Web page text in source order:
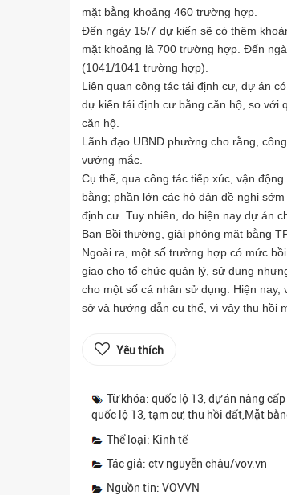
mặt bằng khoảng 460 trường hợp.
Đến ngày 15/7 dự kiến sẽ có thêm
mặt khoảng là 700 trường hợp. Đến
(1041/1041 trường hợp).
Liên quan công tác tái định cư, dự án
dự kiến tái định cư bằng căn hộ, so với
căn hộ.
Lãnh đạo UBND phường cho rằng,
vướng mắc.
Cụ thể, qua công tác tiếp xúc, vận
bằng; phần lớn các hộ dân đề nghị
định cư. Tuy nhiên, do hiện nay dự án
Ban Bồi thường, giải phóng mặt bằng
Ngoài ra, một số trường hợp có mức
giao cho tổ chức quản lý, sử dụng
cho một số cá nhân sử dụng. Hiện
sở và hướng dẫn cụ thể, vì vậy thu hồi
Yêu thích
Từ khóa: quốc lộ 13, dự án nâng
quốc lộ 13, tạm cư, thu hồi đất,Mặt
Thể loại: Kinh tế
Tác giả: ctv nguyễn châu/vov.vn
Nguồn tin: VOVVN